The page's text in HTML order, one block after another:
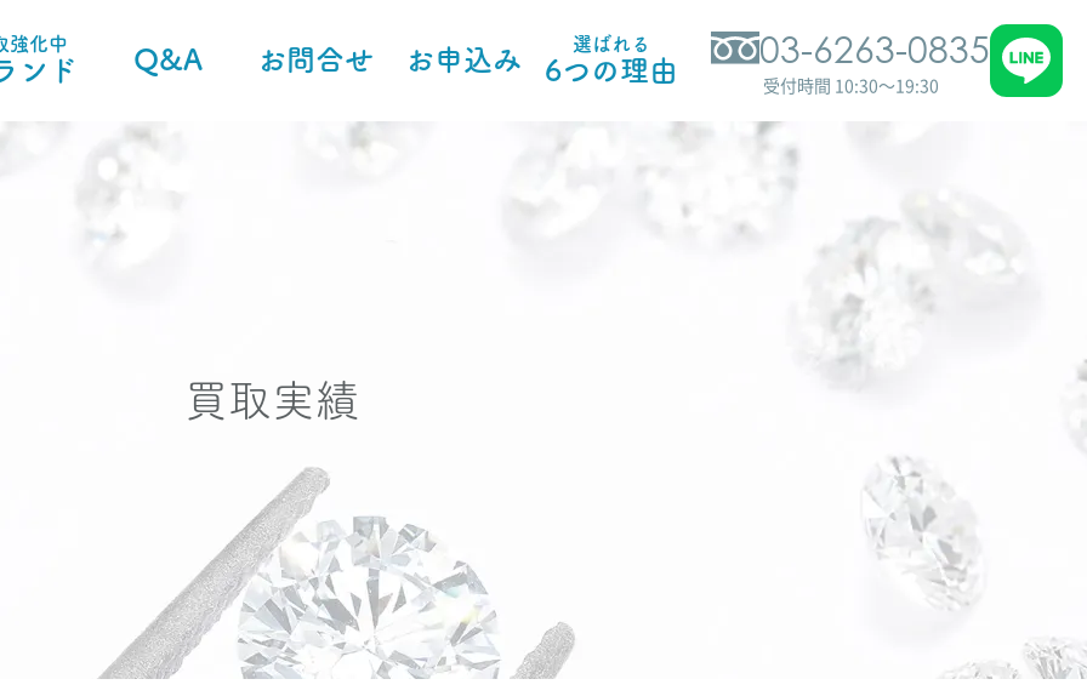
強化中
ンド Q&A お問合せ お申込み
選ばれる
6つの理由 03-6263-0835
受付時間 10:30～19:30
買取実績